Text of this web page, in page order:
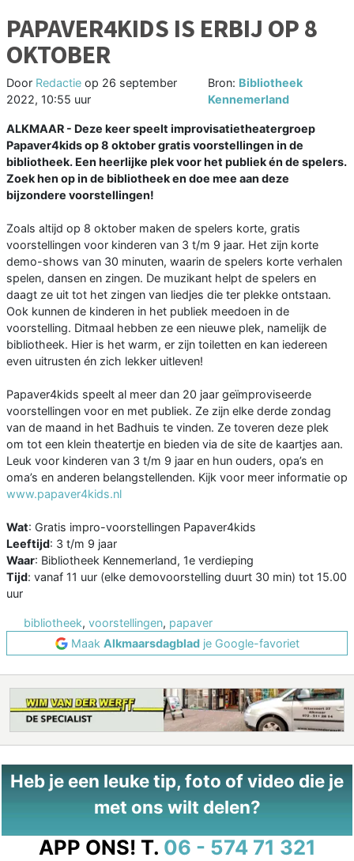
PAPAVER4KIDS IS ERBIJ OP 8
OKTOBER
Door Redactie op 26 september
2022, 10:55 uur
Bron: Bibliotheek
Kennemerland
ALKMAAR - Deze keer speelt improvisatietheatergroep
Papaver4kids op 8 oktober gratis voorstellingen in de
bibliotheek. Een heerlijke plek voor het publiek én de spelers.
Zoek hen op in de bibliotheek en doe mee aan deze
bijzondere voorstellingen!
Zoals altijd op 8 oktober maken de spelers korte, gratis
voorstellingen voor kinderen van 3 t/m 9 jaar. Het zijn korte
demo-shows van 30 minuten, waarin de spelers korte verhalen
spelen, dansen en zingen. De muzikant helpt de spelers en
daagt ze uit tot het zingen van liedjes die ter plekke ontstaan.
Ook kunnen de kinderen in het publiek meedoen in de
voorstelling. Ditmaal hebben ze een nieuwe plek, namelijk de
bibliotheek. Hier is het warm, er zijn toiletten en kan iedereen
even uitrusten én zich lekker uitleven!
Papaver4kids speelt al meer dan 20 jaar geïmproviseerde
voorstellingen voor en met publiek. Ze zijn elke derde zondag
van de maand in het Badhuis te vinden. Ze toveren deze plek
om tot een klein theatertje en bieden via de site de kaartjes aan.
Leuk voor kinderen van 3 t/m 9 jaar en hun ouders, opa’s en
oma’s en anderen belangstellenden. Kijk voor meer informatie op
www.papaver4kids.nl
Wat: Gratis impro-voorstellingen Papaver4kids
Leeftijd: 3 t/m 9 jaar
Waar: Bibliotheek Kennemerland, 1e verdieping
Tijd: vanaf 11 uur (elke demovoorstelling duurt 30 min) tot 15.00
uur
bibliotheek, voorstellingen, papaver
Maak Alkmaarsdagbladje Google-favoriet
Heb je een leuke tip, foto of video die je
met ons wilt delen?
APP ONS! T. 06 - 574 71 321